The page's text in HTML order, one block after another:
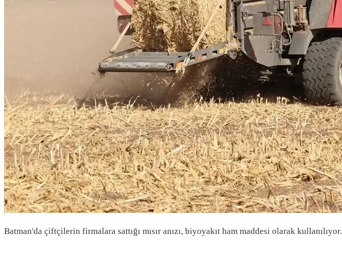
Batman'da çiftçilerin firmalara sattığı mısır anızı, biyoyakıt ham maddesi olarak kullanılıyor.